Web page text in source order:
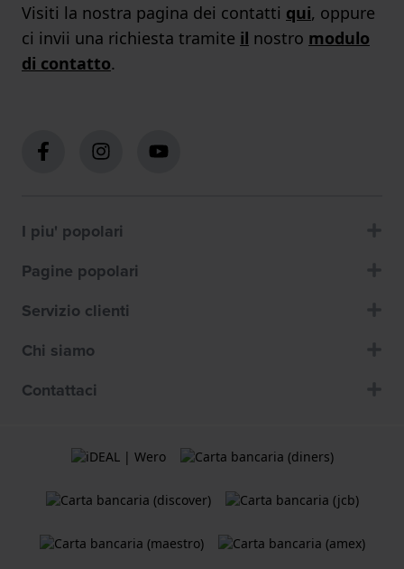
Visiti la nostra pagina dei contatti qui, oppure
ci invii una richiesta tramite il nostro modulo
di contatto.
I piu' popolari
Pagine popolari
Servizio clienti
Chi siamo
Contattaci